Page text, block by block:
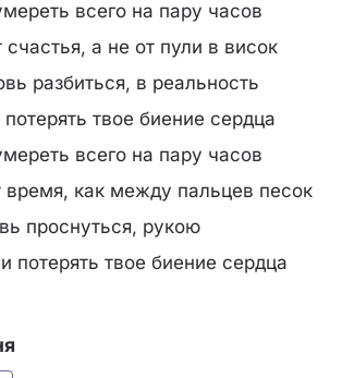
всего на пару часов
а не от пули в висок
разбиться, в реальность
потерять твое биение сердца
всего на пару часов
время, как между пальцев песок
проснуться, рукою
потерять твое биение сердца